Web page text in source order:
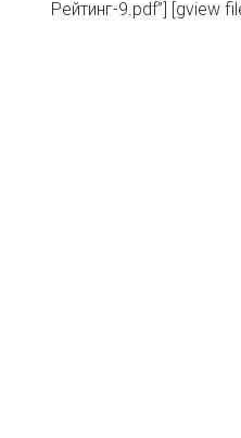
Рейтинг-9.pdf”] [gview